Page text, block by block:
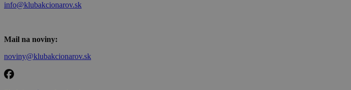
info@klubakcionarov.sk
Mail na noviny:
noviny@klubakcionarov.sk